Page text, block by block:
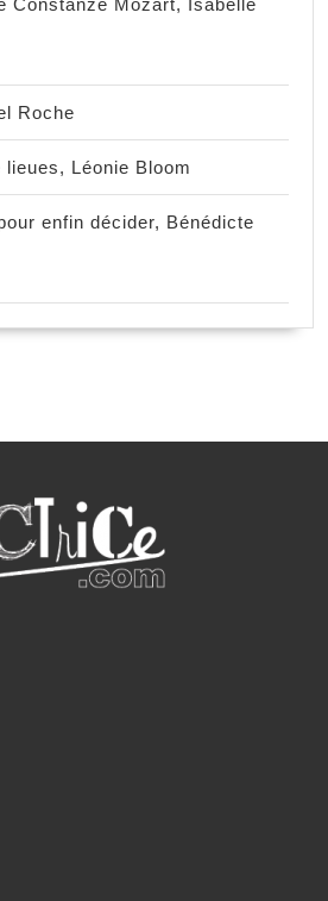
Constanze Mozart, Isabelle
Roche
Léonie Bloom
enfin décider, Bénédicte